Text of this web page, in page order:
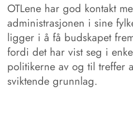
OTLene har god kontakt
administrasjonen i sine
ligger i å få budskapet
fordi det har vist seg i
politikerne av og til treffer
sviktende grunnlag.